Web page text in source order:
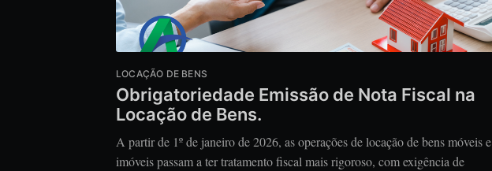
LOCAÇÃO DE BENS
Obrigatoriedade Emissão de Nota Fiscal na
Locação de Bens.
A partir de 1º de janeiro de 2026, as operações de locação de bens móveis e
imóveis passam a ter tratamento fiscal mais rigoroso, com exigência de